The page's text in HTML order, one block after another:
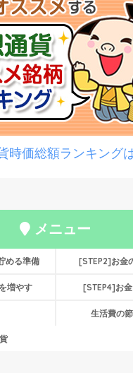
時価総額ランキング
メニュー
める準備 [STEP2]お金
増やす [STEP4]お
生活費の